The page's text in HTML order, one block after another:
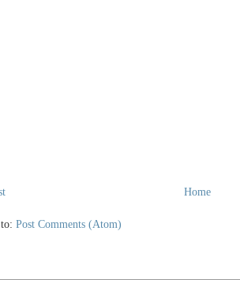
Home
Post Comments (Atom)